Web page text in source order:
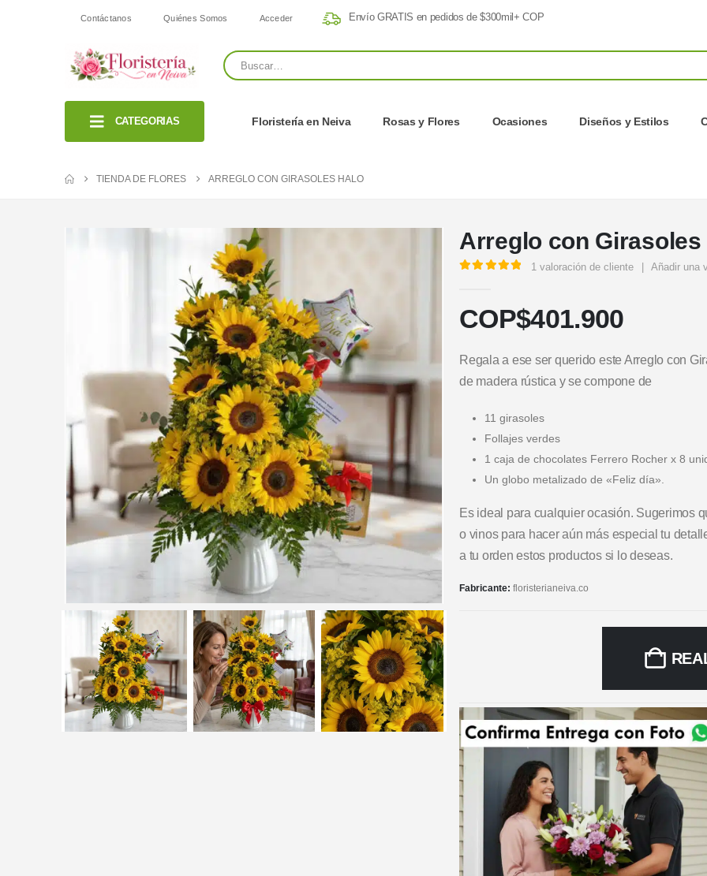
Contáctanos Quiénes Somos Acceder Envío GRATIS en pedidos de $300mil+ COP
CATEGORIAS Floristería en Neiva Rosas y Flores Ocasiones Diseños y Estilos
TIENDA DE FLORES ARREGLO CON GIRASOLES HALO
Arreglo con Girasoles
1 valoración de cliente Añadir una
COP$401.900
Regala a ese ser querido este Arreglo con
de madera rústica y se compone de
11 girasoles
Follajes verdes
1 caja de chocolates Ferrero Rocher x 8
Un globo metalizado de «Feliz día».
Es ideal para cualquier ocasión. Sugerimos
o vinos para hacer aún más especial tu
a tu orden estos productos si lo deseas.
Fabricante: floristerianeiva.co